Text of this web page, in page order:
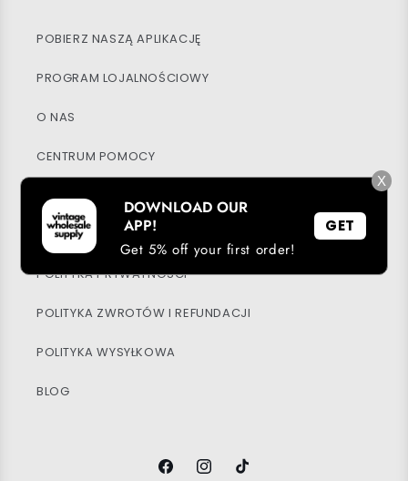
POBIERZ NASZĄ APLIKACJĘ
PROGRAM LOJALNOŚCIOWY
O NAS
CENTRUM POMOCY
MOJE KONTO
ZRÓWNOWAŻONY ROZWÓJ
POLITYKA PRYWATNOŚCI
POLITYKA ZWROTÓW I REFUNDACJI
POLITYKA WYSYŁKOWA
BLOG
FacebookInstagramTikTok
X
DOWNLOAD OUR
APP!
Get 5% off your first order!
GET